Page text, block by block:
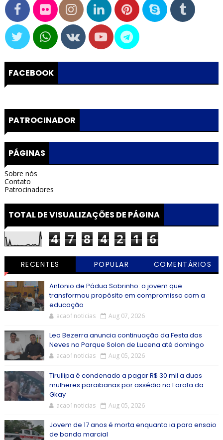
FACEBOOK
PATROCINADOR
PÁGINAS
Sobre nós
Contato
Patrocinadores
TOTAL DE VISUALIZAÇÕES DE PÁGINA
4 7 8 4 2 1 6
RECENTES POPULAR COMENTÁRIOS
Antonio de Pádua Sobrinho: o jovem que
transformou propósito em compromisso com a
educação
acao1noticias Aug 07, 2026
Leo Bezerra anuncia continuação da Festa das
Neves no Parque Solon de Lucena até domingo
acao1noticias Aug 05, 2026
Tirullipa é condenado a pagar R$ 30 mil a duas
mulheres paraibanas por assédio na Farofa da
Gkay
acao1noticias Aug 05, 2026
Jovem de 17 anos é morta enquanto ia para ensaio
de banda marcial